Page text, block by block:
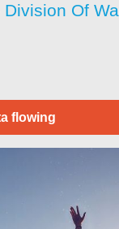
Of
flowing